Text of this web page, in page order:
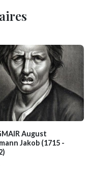
August
Jakob (1715 -